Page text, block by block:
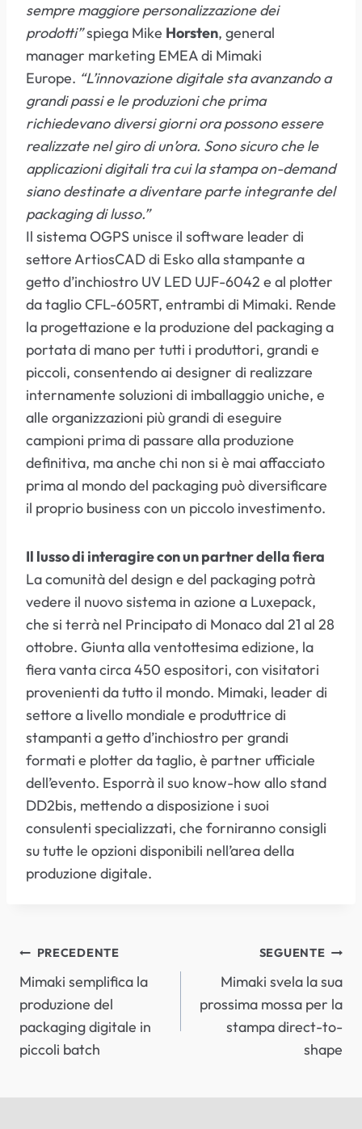
sempre maggiore personalizzazione dei
prodotti”spiega Mike Horsten, general
manager marketing EMEA di Mimaki
Europe. “L’innovazione digitale sta avanzando a
grandi passi e le produzioni che prima
richiedevano diversi giorni ora possono essere
realizzate nel giro di un’ora. Sono sicuro che le
applicazioni digitali tra cui la stampa on-demand
siano destinate a diventare parte integrante del
packaging di lusso.”
Il sistema OGPS unisce il software leader di
settore ArtiosCAD di Esko alla stampante a
getto d’inchiostro UV LED UJF-6042 e al plotter
da taglio CFL-605RT, entrambi di Mimaki. Rende
la progettazione e la produzione del packaging a
portata di mano per tutti i produttori, grandi e
piccoli, consentendo ai designer di realizzare
internamente soluzioni di imballaggio uniche, e
alle organizzazioni più grandi di eseguire
campioni prima di passare alla produzione
definitiva, ma anche chi non si è mai affacciato
prima al mondo del packaging può diversificare
il proprio business con un piccolo investimento.
Il lusso di interagire con un partner della fiera
La comunità del design e del packaging potrà
vedere il nuovo sistema in azione a Luxepack,
che si terrà nel Principato di Monaco dal 21 al 28
ottobre. Giunta alla ventottesima edizione, la
fiera vanta circa 450 espositori, con visitatori
provenienti da tutto il mondo. Mimaki, leader di
settore a livello mondiale e produttrice di
stampanti a getto d’inchiostro per grandi
formati e plotter da taglio, è partner ufficiale
dell’evento. Esporrà il suo know-how allo stand
DD2bis, mettendo a disposizione i suoi
consulenti specializzati, che forniranno consigli
su tutte le opzioni disponibili nell’area della
produzione digitale.
NAVIGAZIONE
ARTICOLI
PRECEDENTE
Mimaki semplifica la
produzione del
packaging digitale in
piccoli batch
SEGUENTE
Mimaki svela la sua
prossima mossa per la
stampa direct-to-
shape